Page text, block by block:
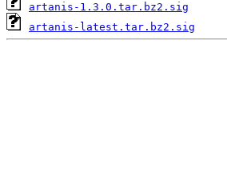
artanis-1.3.0.tar.bz2.sig
artanis-latest.tar.bz2.sig